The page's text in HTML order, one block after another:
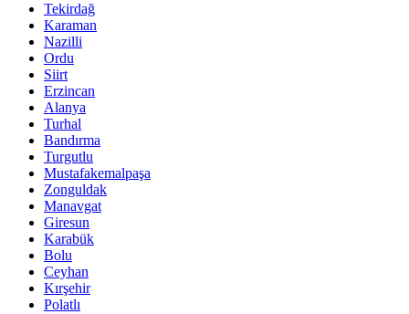
Tekirdağ
Karaman
Nazilli
Ordu
Siirt
Erzincan
Alanya
Turhal
Bandırma
Turgutlu
Mustafakemalpaşa
Zonguldak
Manavgat
Giresun
Karabük
Bolu
Ceyhan
Kırşehir
Polatlı